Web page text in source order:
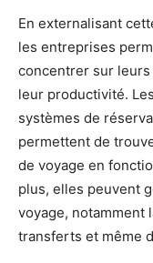
En externalisant
les entreprises
concentrer sur
leur productivité.
systèmes de
permettent de
de voyage en
plus, elles peuvent
voyage, notamment
transferts et même